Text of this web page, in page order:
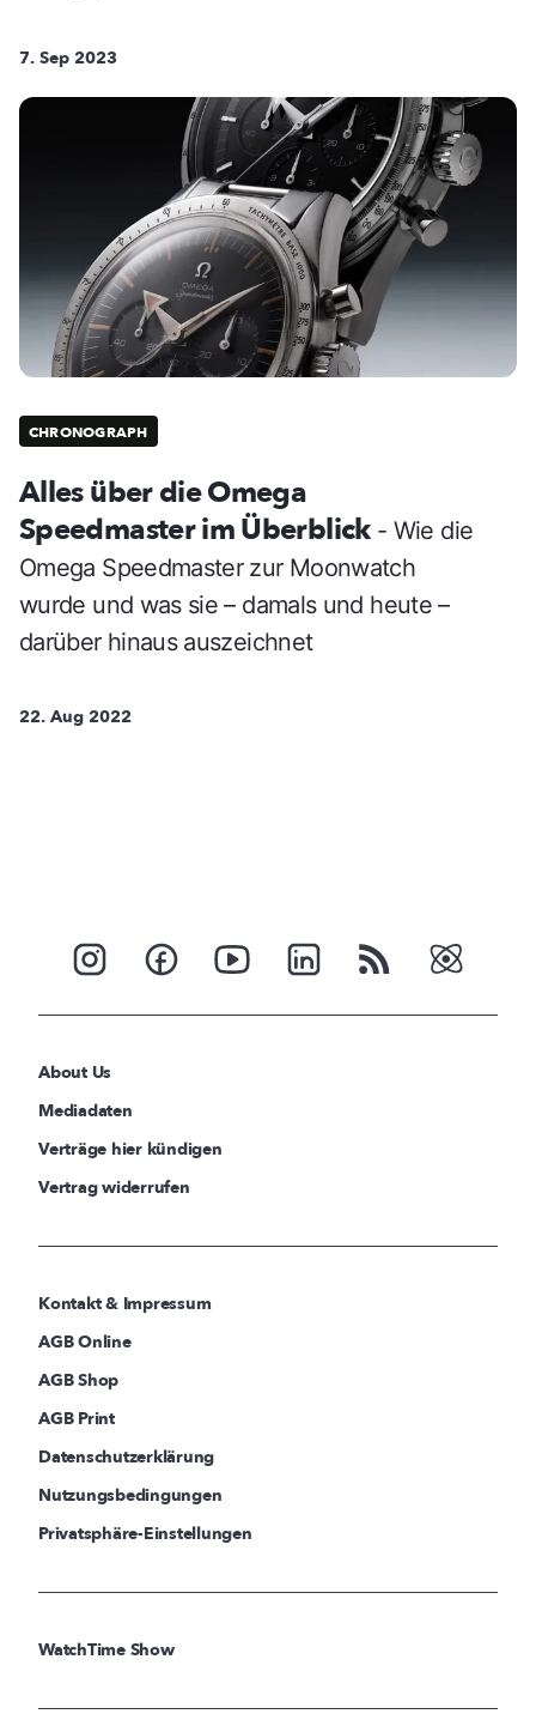
7. Sep 2023
CHRONOGRAPH
Alles über die Omega
Speedmaster im Überblick - Wie die
Omega Speedmaster zur Moonwatch
wurde und was sie – damals und heute –
darüber hinaus auszeichnet
22. Aug 2022
About Us
Mediadaten
Verträge hier kündigen
Vertrag widerrufen
Kontakt & Impressum
AGB Online
AGB Shop
AGB Print
Datenschutzerklärung
Nutzungsbedingungen
Privatsphäre-Einstellungen
WatchTime Show